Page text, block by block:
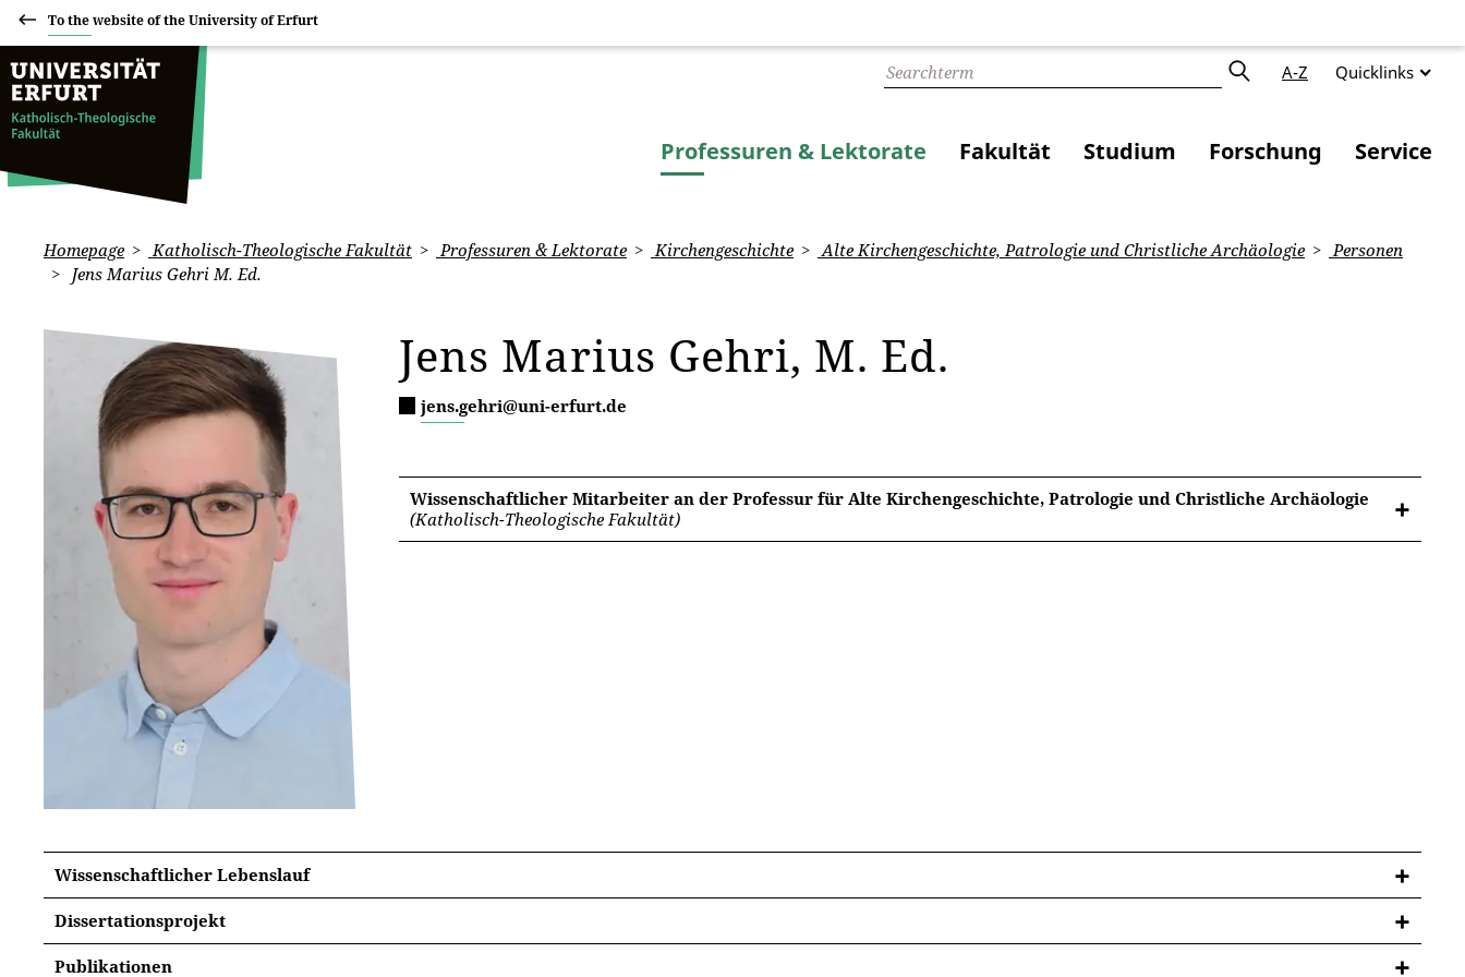
To the website of the University of Erfurt
A-Z Quicklinks
Professuren & Lektorate Fakultät Studium Forschung Service
Homepage Katholisch-Theologische Fakultät Professuren & Lektorate Kirchengeschichte Alte Kirchengeschichte, Patrologie und Christliche Archäologie
Personen
Jens Marius Gehri M. Ed.
Jens Marius Gehri, M. Ed.
jens.gehri@uni-erfurt.de
Wissenschaftlicher Mitarbeiter an der Professur für Alte Kirchengeschichte, Patrologie und Christliche Archäologie
(Katholisch-Theologische Fakultät)
Wissenschaftlicher Lebenslauf
Dissertationsprojekt
Gregor von Nazianz,
Publikationen